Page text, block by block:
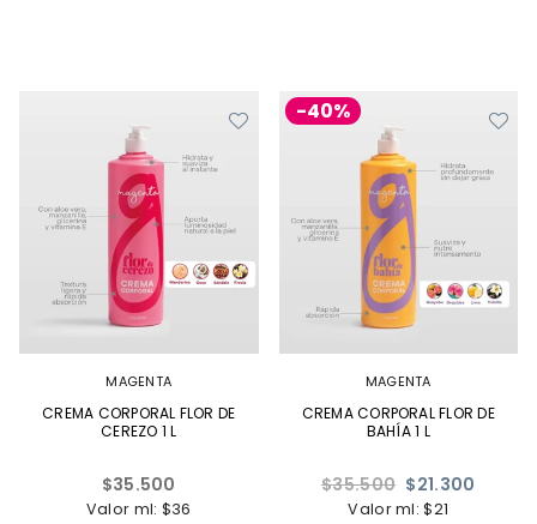
MAGENTA
CREMA CORPORAL FLOR DE
CEREZO 1 L
Precio
habitual
$35.500
Valor ml: $36
-40%
MAGENTA
CREMA CORPORAL FLOR DE
BAHÍA 1 L
Precio
habitual
$35.500 $21.300
Valor ml: $21